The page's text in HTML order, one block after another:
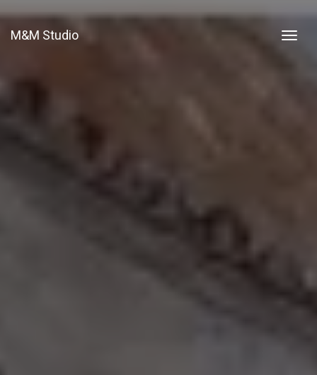
M&M Studio